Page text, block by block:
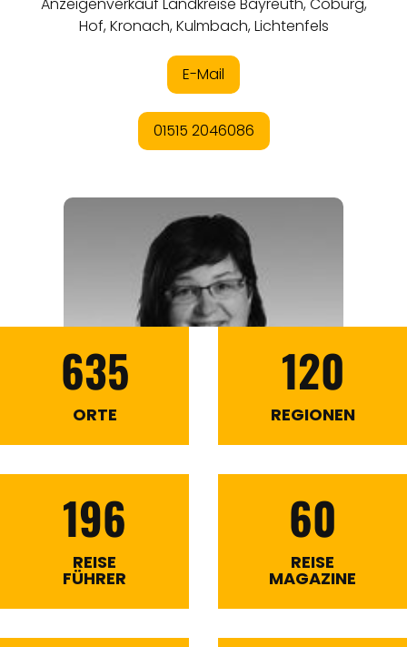
635
ORTE
120
REGIONEN
196
REISE
FÜHRER
60
REISE
MAGAZINE